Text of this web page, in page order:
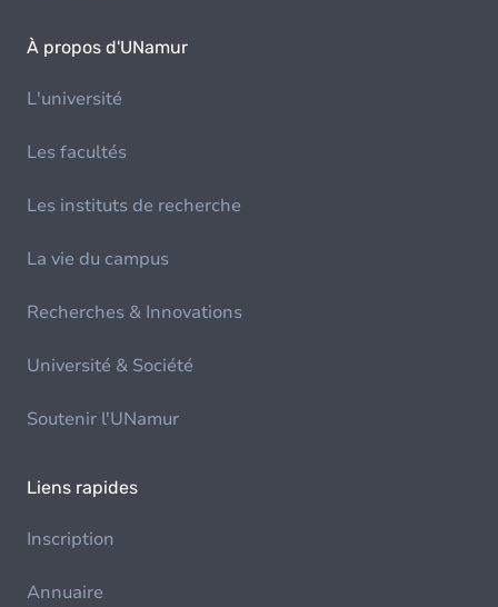
À propos d'UNamur
L'université
Les facultés
Les instituts de recherche
La vie du campus
Recherches & Innovations
Université & Société
Soutenir l'UNamur
Liens rapides
Inscription
Annuaire